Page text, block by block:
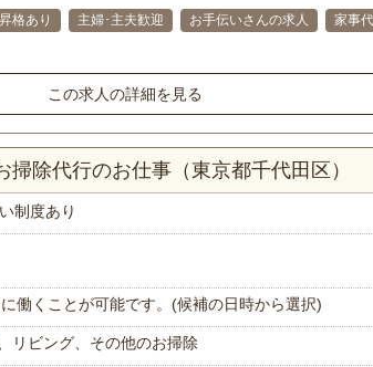
格あり 主婦･主夫歓迎 お手伝いさんの求人
家事
この求人の詳細を見る
除代行のお仕事（東京都千代田区）
制度あり
働くことが可能です。(候補の日時から選択)
リビング、その他のお掃除